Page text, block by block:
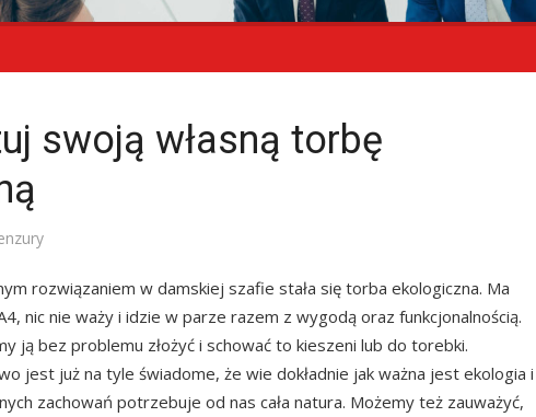
swoją własną torbę
rozwiązaniem w damskiej szafie stała się torba ekologiczna. Ma
nic nie waży i idzie w parze razem z wygodą oraz funkcjonalnością.
ją bez problemu złożyć i schować to kieszeni lub do torebki.
jest już na tyle świadome, że wie dokładnie jak ważna jest ekologia i
zachowań potrzebuje od nas cała natura. Możemy też zauważyć,